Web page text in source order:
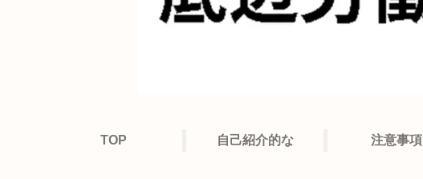
TOP 自己紹介的な 注意事項